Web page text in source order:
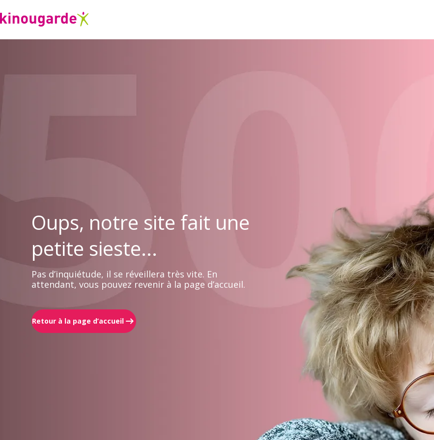
Oups, notre site fait une
petite sieste...
Pas d’inquiétude, il se réveillera très vite. En
attendant, vous pouvez revenir à la page d’accueil.
Retour à la page d’accueil